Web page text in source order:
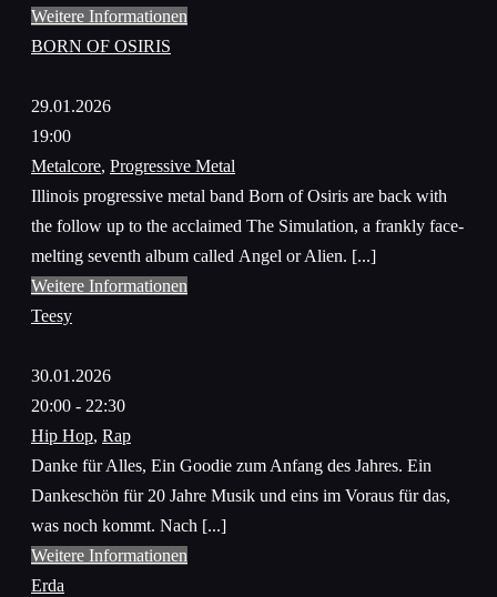
Weitere Informationen
BORN OF OSIRIS
29.01.2026
19:00
Metalcore, Progressive Metal
Illinois progressive metal band Born of Osiris are back with
the follow up to the acclaimed The Simulation, a frankly face-
melting seventh album called Angel or Alien. [...]
Weitere Informationen
Teesy
30.01.2026
20:00 - 22:30
Hip Hop, Rap
Danke für Alles, Ein Goodie zum Anfang des Jahres. Ein
Dankeschön für 20 Jahre Musik und eins im Voraus für das,
was noch kommt. Nach [...]
Weitere Informationen
Erda